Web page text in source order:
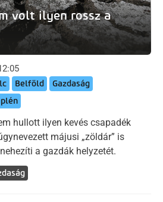
volt ilyen rossz a
Belföld
Gazdaság
hullott ilyen kevés csapadék
májusi „zöldár” is
a gazdák helyzetét.